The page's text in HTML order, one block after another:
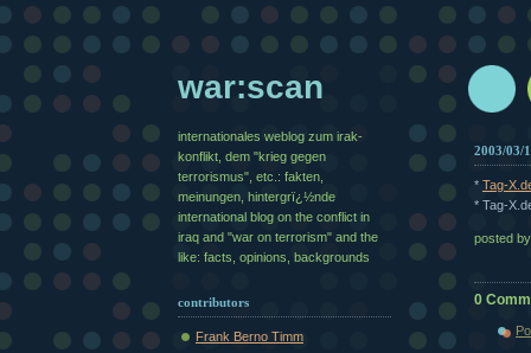
2003/03/
* Tag-
* Tag-
posted
0
war:scan
internationales weblog zum irak-
konflikt, dem "krieg gegen
terrorismus", etc.: fakten,
meinungen, hintergrï¿½nde
international blog on the conflict in
iraq and "war on terrorism" and the
like: facts, opinions, backgrounds
contributors
Frank Berno Timm